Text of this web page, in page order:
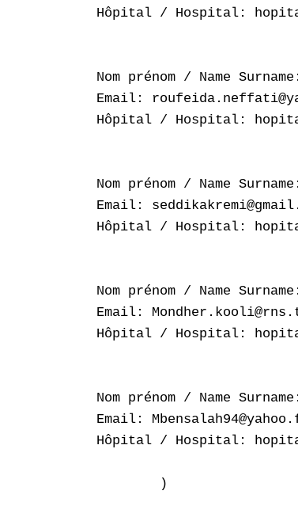
Hôpital / Hospital:
Nom prénom / Name
Email:
Hôpital / Hospital:
Nom prénom / Name
Email:
Hôpital / Hospital:
Nom prénom / Name
Email:
Hôpital / Hospital:
Nom prénom / Name
Email:
Hôpital / Hospital:
        )